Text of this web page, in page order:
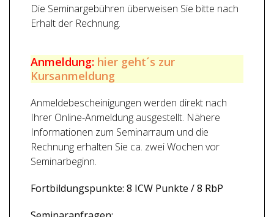
Die Seminargebühren überweisen Sie bitte nach
Erhalt der Rechnung.
Anmeldung: hier geht´s zur
Kursanmeldung
Anmeldebescheinigungen werden direkt nach
Ihrer Online-Anmeldung ausgestellt. Nähere
Informationen zum Seminarraum und die
Rechnung erhalten Sie ca. zwei Wochen vor
Seminarbeginn.
Fortbildungspunkte: 8 ICW Punkte / 8 RbP